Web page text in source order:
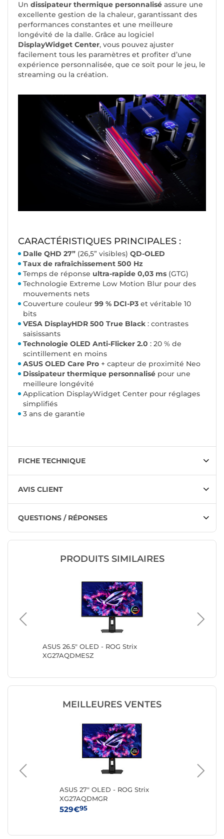
Un dissipateur thermique personnalisé assure une
excellente gestion de la chaleur, garantissant des
performances constantes et une meilleure
longévité de la dalle. Grâce au logiciel
DisplayWidget Center, vous pouvez ajuster
facilement tous les paramètres et profiter d’une
expérience personnalisée, que ce soit pour le jeu, le
streaming ou la création.
CARACTÉRISTIQUES PRINCIPALES :
Dalle QHD 27” (26,5” visibles) QD-OLED
Taux de rafraîchissement 500 Hz
Temps de réponse ultra-rapide 0,03 ms (GTG)
Technologie Extreme Low Motion Blur pour des
mouvements nets
Couverture couleur 99 % DCI-P3 et véritable 10
bits
VESA DisplayHDR 500 True Black : contrastes
saisissants
Technologie OLED Anti-Flicker 2.0 : 20 % de
scintillement en moins
ASUS OLED Care Pro + capteur de proximité Neo
Dissipateur thermique personnalisé pour une
meilleure longévité
Application DisplayWidget Center pour réglages
simplifiés
3 ans de garantie
FICHE TECHNIQUE
AVIS CLIENT
QUESTIONS / RÉPONSES
PRODUITS SIMILAIRES
ASUS 26.5" OLED - ROG Strix
XG27AQDMESZ
MEILLEURES VENTES
ASUS 27" OLED - ROG Strix
XG27AQDMGR
529€95